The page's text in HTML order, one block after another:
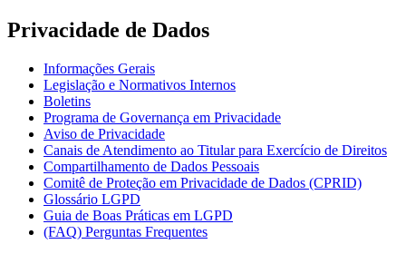
Privacidade de Dados
Informações Gerais
Legislação e Normativos Internos
Boletins
Programa de Governança em Privacidade
Aviso de Privacidade
Canais de Atendimento ao Titular para Exercício de Direitos
Compartilhamento de Dados Pessoais
Comitê de Proteção em Privacidade de Dados (CPRID)
Glossário LGPD
Guia de Boas Práticas em LGPD
(FAQ) Perguntas Frequentes